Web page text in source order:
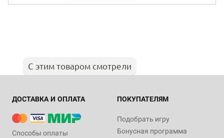
С этим товаром смотрели
ДОСТАВКА И ОПЛАТА
Способы оплаты
ПОКУПАТЕЛЯМ
Подобрать игру
Бонусная программа